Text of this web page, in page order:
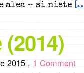
– si niste
2015 , 1 Comment